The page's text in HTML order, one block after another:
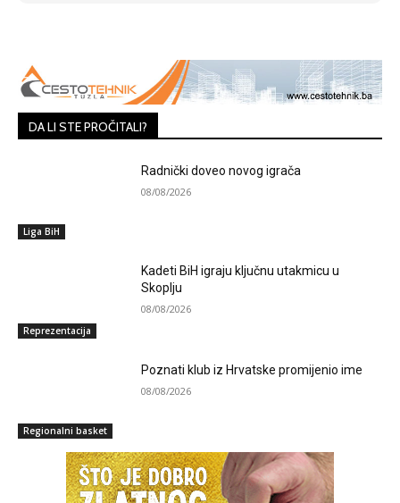
DA LI STE PROČITALI?
Liga BiH
Radnički doveo novog igrača
08/08/2026
Reprezentacija
Kadeti BiH igraju ključnu utakmicu u
Skoplju
08/08/2026
Regionalni basket
Poznati klub iz Hrvatske promijenio ime
08/08/2026